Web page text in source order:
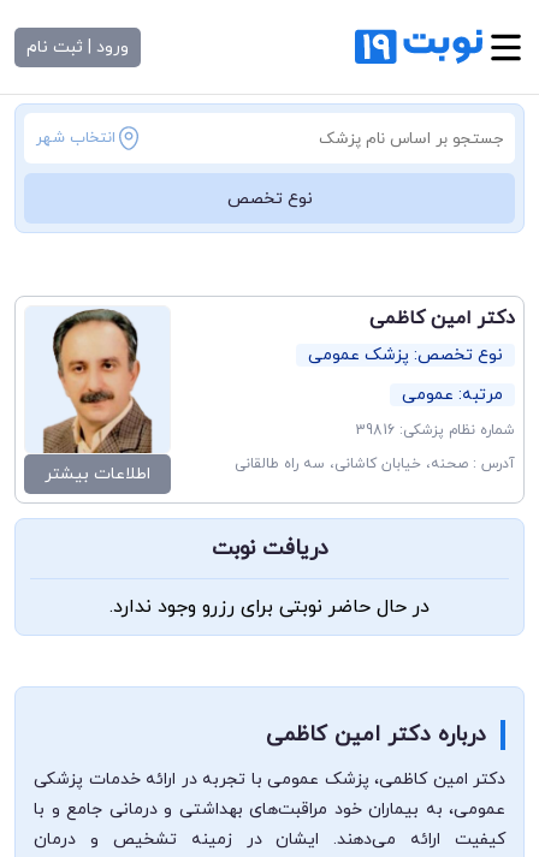
ورود | ثبت نام
انتخاب شهر
نوع تخصص
دکتر امین کاظمی
نوع تخصص: پزشک عمومی
مرتبه: عمومی
شماره نظام پزشکی: 39816
آدرس : صحنه، خیابان کاشانی، سه راه طالقانی
اطلاعات بیشتر
دریافت نوبت
در حال حاضر نوبتی برای رزرو وجود ندارد.
درباره دکتر امین کاظمی
دکتر امین کاظمی، پزشک عمومی با تجربه در ارائه خدمات پزشکی
عمومی، به بیماران خود مراقبت‌های بهداشتی و درمانی جامع و با
کیفیت ارائه می‌دهند. ایشان در زمینه تشخیص و درمان